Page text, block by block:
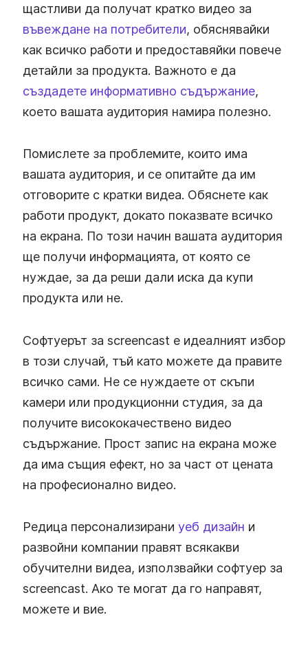
щастливи да получат кратко видео за
въвеждане на потребители, обяснявайки
как всичко работи и предоставяйки повече
детайли за продукта. Важното е да
създадете информативно съдържание,
което вашата аудитория намира полезно.
Помислете за проблемите, които има
вашата аудитория, и се опитайте да им
отговорите с кратки видеа. Обяснете как
работи продукт, докато показвате всичко
на екрана. По този начин вашата аудитория
ще получи информацията, от която се
нуждае, за да реши дали иска да купи
продукта или не.
Софтуерът за screencast е идеалният избор
в този случай, тъй като можете да правите
всичко сами. Не се нуждаете от скъпи
камери или продукционни студия, за да
получите висококачествено видео
съдържание. Прост запис на екрана може
да има същия ефект, но за част от цената
на професионално видео.
Редица персонализирани уеб дизайн и
развойни компании правят всякакви
обучителни видеа, използвайки софтуер за
screencast. Ако те могат да го направят,
можете и вие.